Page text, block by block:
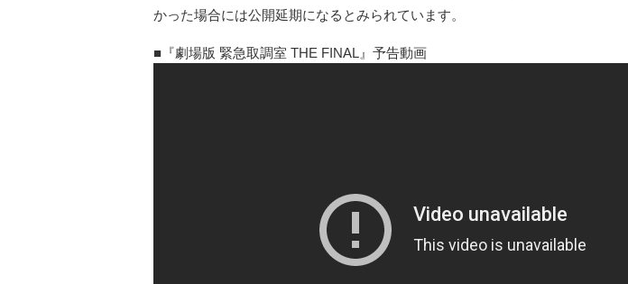
かった場合には公開延期になるとみられています。
『劇場版 緊急取調室 THE FINAL』予告動画